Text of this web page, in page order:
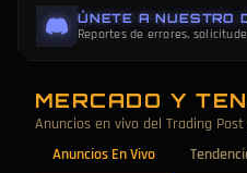
ÚNETE A NUESTRO
Reportes de errores,
MERCADO Y
Anuncios en vivo del Trading
Anuncios En Vivo